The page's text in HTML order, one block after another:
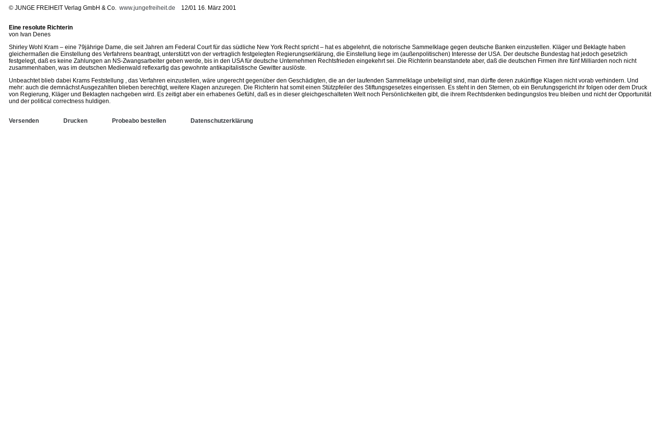
© JUNGE FREIHEIT Verlag GmbH & Co. www.jungefreiheit.de 12/01 16. März 2001
Eine resolute Richterin
von Ivan Denes
Shirley Wohl Kram – eine 79jährige Dame, die seit Jahren am Federal Court für das südliche New York Recht spricht – hat es abgelehnt, die notorische Sammelklage gegen deutsche Banken einzustellen. Kläger und Beklagte haben
gleichermaßen die Einstellung des Verfahrens beantragt, unterstützt von der vertraglich festgelegten Regierungserklärung, die Einstellung liege im (außenpolitischen) Interesse der USA. Der deutsche Bundestag hat jedoch gesetzlich
festgelegt, daß es keine Zahlungen an NS-Zwangsarbeiter geben werde, bis in den USA für deutsche Unternehmen Rechtsfrieden eingekehrt sei. Die Richterin beanstandete aber, daß die deutschen Firmen ihre fünf Milliarden noch nicht
zusammenhaben, was im deutschen Medienwald reflexartig das gewohnte antikapitalistische Gewitter auslöste.
Unbeachtet blieb dabei Krams Feststellung , das Verfahren einzustellen, wäre ungerecht gegenüber den Geschädigten, die an der laufenden Sammelklage unbeteiligt sind, man dürfte deren zukünftige Klagen nicht vorab verhindern. Und
mehr: auch die demnächst Ausgezahlten blieben berechtigt, weitere Klagen anzuregen. Die Richterin hat somit einen Stützpfeiler des Stiftungsgesetzes eingerissen. Es steht in den Sternen, ob ein Berufungsgericht ihr folgen oder dem Druck
von Regierung, Kläger und Beklagten nachgeben wird. Es zeitigt aber ein erhabenes Gefühl, daß es in dieser gleichgeschalteten Welt noch Persönlichkeiten gibt, die ihrem Rechtsdenken bedingungslos treu bleiben und nicht der Opportunität
und der political correctness huldigen.
Versenden Drucken Probeabo bestellen Datenschutzerklärung